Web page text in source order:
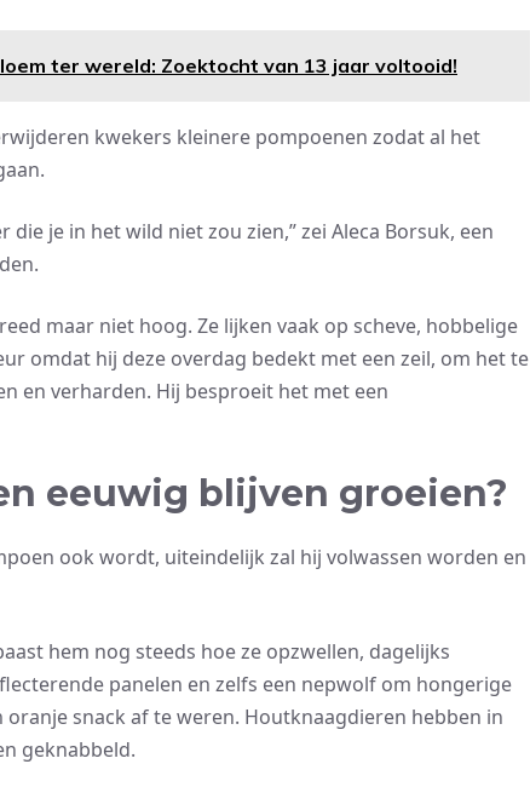
ter wereld: Zoektocht van 13 jaar voltooid!
kwekers kleinere pompoenen zodat al het
je in het wild niet zou zien,” zei Aleca Borsuk, een
maar niet hoog. Ze lijken vaak op scheve, hobbelige
omdat hij deze overdag bedekt met een zeil, om het te
en verharden. Hij besproeit het met een
eeuwig blijven groeien?
ook wordt, uiteindelijk zal hij volwassen worden en
hem nog steeds hoe ze opzwellen, dagelijks
panelen en zelfs een nepwolf om hongerige
snack af te weren. Houtknaagdieren hebben in
geknabbeld.